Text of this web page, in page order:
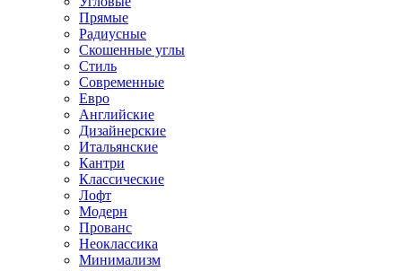
Прямые
Радиусные
Скошенные углы
Стиль
Современные
Евро
Английские
Дизайнерские
Итальянские
Кантри
Классические
Лофт
Модерн
Прованс
Неоклассика
Минимализм